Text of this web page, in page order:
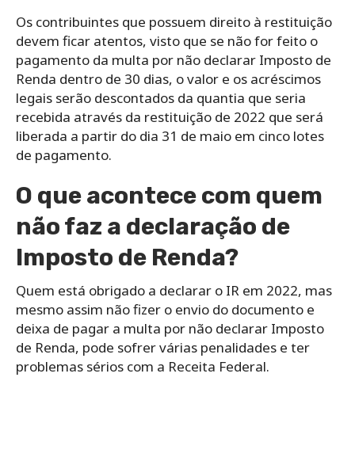
Os contribuintes que possuem direito à restituição
devem ficar atentos, visto que se não for feito o
pagamento da multa por não declarar Imposto de
Renda dentro de 30 dias, o valor e os acréscimos
legais serão descontados da quantia que seria
recebida através da restituição de 2022 que será
liberada a partir do dia 31 de maio em cinco lotes
de pagamento.
O que acontece com quem
não faz a declaração de
Imposto de Renda?
Quem está obrigado a declarar o IR em 2022, mas
mesmo assim não fizer o envio do documento e
deixa de pagar a multa por não declarar Imposto
de Renda, pode sofrer várias penalidades e ter
problemas sérios com a Receita Federal.